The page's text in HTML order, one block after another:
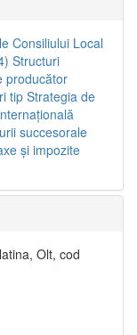
Consiliului Local
Structuri
producător
tipStrategia de
succesorale
şi impozite
Olt, cod